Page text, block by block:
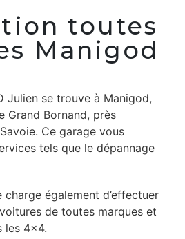
toutes
Manigod
Julien se trouve à Manigod,
Grand Bornand, près
Ce garage vous
tels que le dépannage
charge également d’effectuer
de toutes marques et
les 4×4.